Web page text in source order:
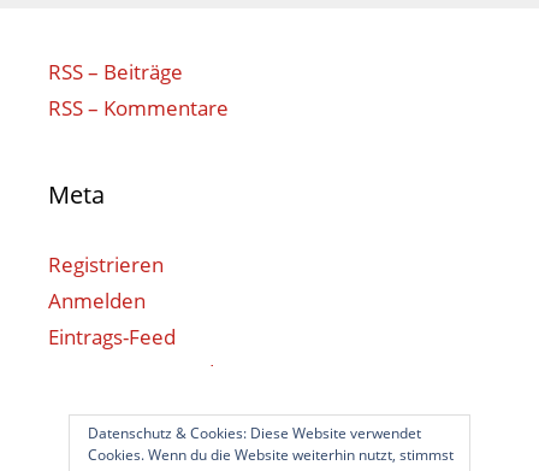
Datenschutz & Cookies: Diese Website verwendet
Cookies. Wenn du die Website weiterhin nutzt, stimmst
RSS – Beiträge
RSS – Kommentare
Meta
Registrieren
Anmelden
Eintrags-Feed
Kommentar-Feed
WordPress.org